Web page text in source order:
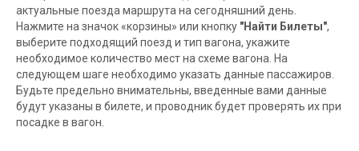
актуальные поезда маршрута на сегодняшний день.
Нажмите на значок «корзины» или кнопку "Найти Билеты",
выберите подходящий поезд и тип вагона, укажите
необходимое количество мест на схеме вагона. На
следующем шаге необходимо указать данные пассажиров.
Будьте предельно внимательны, введенные вами данные
будут указаны в билете, и проводник будет проверять их при
посадке в вагон.